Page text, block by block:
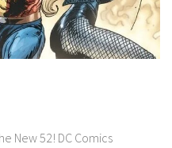
New 52! DC Comics